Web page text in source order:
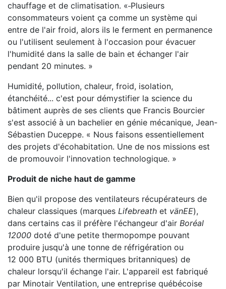
chauffage et de climatisation. « Plusieurs
consommateurs voient ça comme un système qui
entre de l'air froid, alors ils le ferment en permanence
ou l'utilisent seulement à l'occasion pour évacuer
l'humidité dans la salle de bain et échanger l'air
pendant 20 minutes. »
Humidité, pollution, chaleur, froid, isolation,
étanchéité... c'est pour démystifier la science du
bâtiment auprès de ses clients que Francis Bourcier
s'est associé à un bachelier en génie mécanique, Jean-
Sébastien Duceppe. « Nous faisons essentiellement
des projets d'écohabitation. Une de nos missions est
de promouvoir l'innovation technologique. »
Produit de niche haut de gamme
Bien qu'il propose des ventilateurs récupérateurs de
chaleur classiques (marques Lifebreath et vänEE),
dans certains cas il préfère l'échangeur d'air Boréal
12000 doté d'une petite thermopompe pouvant
produire jusqu'à une tonne de réfrigération ou
12 000 BTU (unités thermiques britanniques) de
chaleur lorsqu'il échange l'air. L'appareil est fabriqué
par Minotair Ventilation, une entreprise québécoise